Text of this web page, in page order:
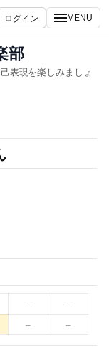
ログイン MENU
部
表現を楽しみましょ
–
–
– –